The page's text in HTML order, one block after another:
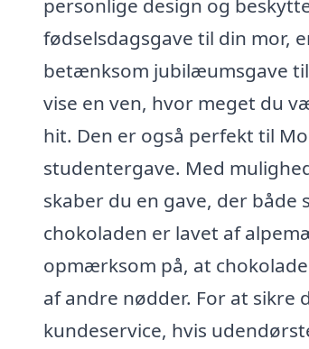
personlige design og
fødselsdagsgave til din mor,
betænksom jubilæumsgave
vise en ven, hvor meget du
hit. Den er også perfekt til
studentergave. Med
skaber du en gave, der
chokoladen er lavet af
opmærksom på, at
af andre nødder. For at sikre
kundeservice, hvis